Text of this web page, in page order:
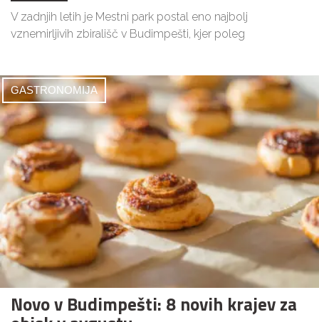
V zadnjih letih je Mestni park postal eno najbolj
vznemirljivih zbirališč v Budimpešti, kjer poleg
GASTRONOMIJA
Novo v Budimpešti: 8 novih krajev za